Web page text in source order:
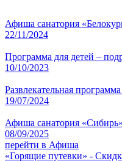
Афиша санатория
22/11/2024
Программа для детей –
10/10/2023
Развлекательная
19/07/2024
Афиша санатория
08/09/2025
перейти в Афиша
«Горящие путевки» -